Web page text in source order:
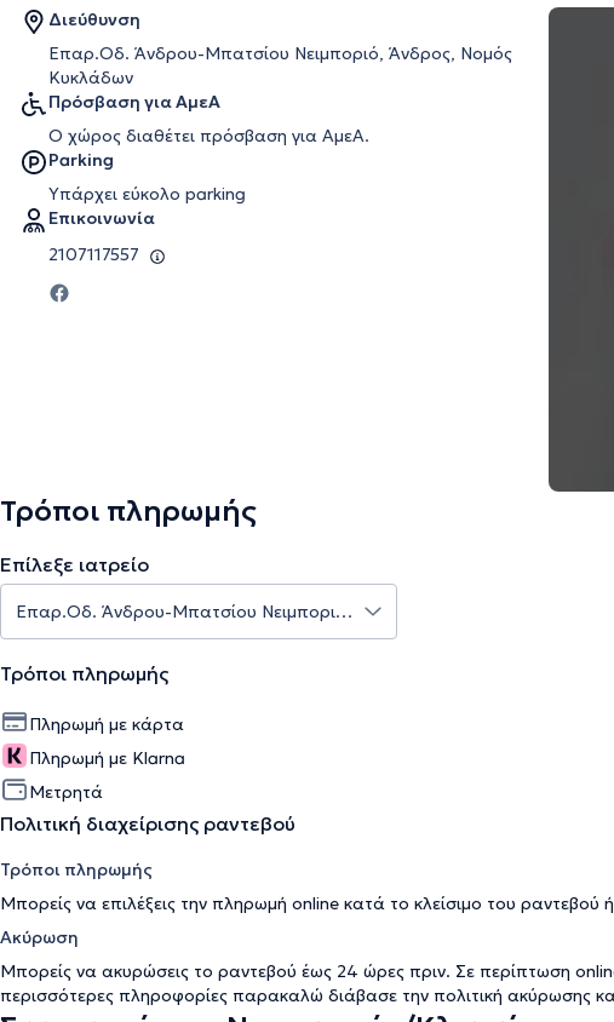
Διεύθυνση
Επαρ.Οδ. Άνδρου-Μπατσίου Νειμποριό, Άνδρος, Νομός
Κυκλάδων
Πρόσβαση για ΑμεΑ
Ο χώρος διαθέτει πρόσβαση για ΑμεΑ.
Parking
Υπάρχει εύκολο parking
Επικοινωνία
2107117557
Τρόποι πληρωμής
Επίλεξε ιατρείο
Τρόποι πληρωμής
Πληρωμή με κάρτα
Πληρωμή με Klarna
Μετρητά
Πολιτική διαχείρισης ραντεβού
Τρόποι πληρωμής
Μπορείς να επιλέξεις την πληρωμή online κατά το κλείσιμο του ραντεβού
Ακύρωση
Μπορείς να ακυρώσεις το ραντεβού έως 24 ώρες πριν. Σε περίπτωση
περισσότερες πληροφορίες παρακαλώ διάβασε την πολιτική ακύρωσης